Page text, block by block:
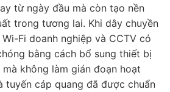
từ ngày đầu mà còn tạo nền
trong tương lai. Khi dây chuyền
Fi doanh nghiệp và CCTV có
bằng cách bổ sung thiết bị
không làm gián đoạn hoạt
tuyến cáp quang đã được chuẩn